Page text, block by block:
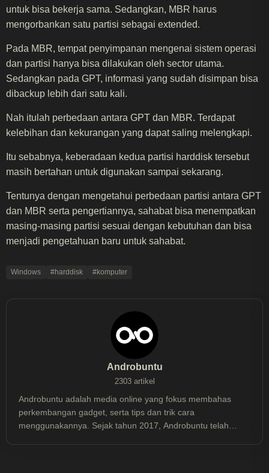
untuk bisa bekerja sama. Sedangkan, MBR harus
mengorbankan satu partisi sebagai extended.
Pada MBR, tempat penyimpanan mengenai sistem operasi
dan partisi hanya bisa dilakukan oleh sector utama.
Sedangkan pada GPT, informasi yang sudah disimpan bisa
dibackup lebih dari satu kali.
Nah itulah perbedaan antara GPT dan MBR. Terdapat
kelebihan dan kekurangan yang dapat saling melengkapi.
Itu sebabnya, keberadaan kedua partisi harddisk tersebut
masih bertahan untuk digunakan sampai sekarang.
Tentunya dengan mengetahui perbedaan partisi antara GPT
dan MBR serta pengertiannya, sahabat bisa menempatkan
masing-masing partisi sesuai dengan kebutuhan dan bisa
menjadi pengetahuan baru untuk sahabat.
Windows #harddisk #komputer
Androbuntu
2303 artikel
Androbuntu adalah media online yang fokus membahas
perkembangan gadget, serta tips dan trik cara
menggunakannya. Sejak tahun 2017, Androbuntu telah